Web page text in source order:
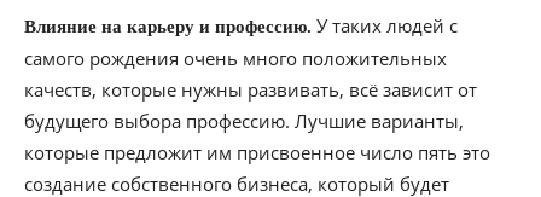
Влияние на карьеру и профессию. У таких людей с
самого рождения очень много положительных
качеств, которые нужны развивать, всё зависит от
будущего выбора профессию. Лучшие варианты,
которые предложит им присвоенное число пять это
создание собственного бизнеса, который будет